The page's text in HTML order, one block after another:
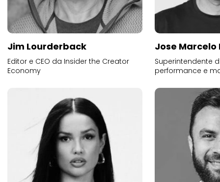
Jim Lourderback
Editor e CEO da Insider the Creator
Economy
Jose Marcelo
Superintendente
performance e